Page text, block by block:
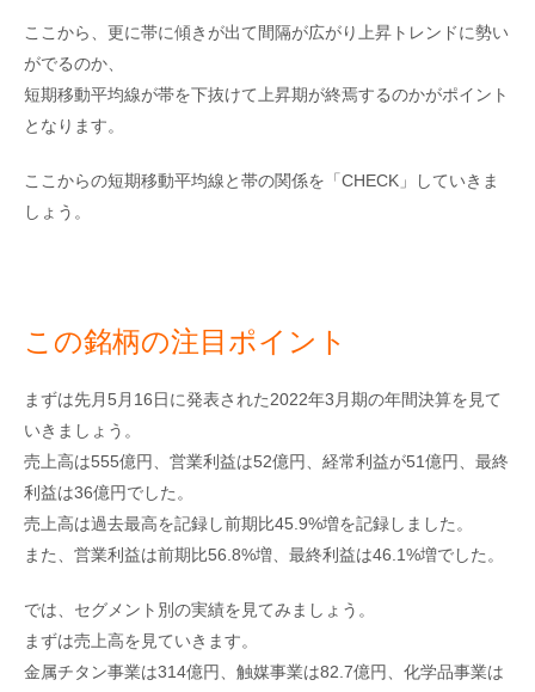
ここから、更に帯に傾きが出て間隔が広がり上昇トレンドに勢い
がでるのか、
短期移動平均線が帯を下抜けて上昇期が終焉するのかがポイント
となります。
ここからの短期移動平均線と帯の関係を「CHECK」していきま
しょう。
この銘柄の注目ポイント
まずは先月5月16日に発表された2022年3月期の年間決算を見て
いきましょう。
売上高は555億円、営業利益は52億円、経常利益が51億円、最終
利益は36億円でした。
売上高は過去最高を記録し前期比45.9%増を記録しました。
また、営業利益は前期比56.8%増、最終利益は46.1%増でした。
では、セグメント別の実績を見てみましょう。
まずは売上高を見ていきます。
金属チタン事業は314億円、触媒事業は82.7億円、化学品事業は